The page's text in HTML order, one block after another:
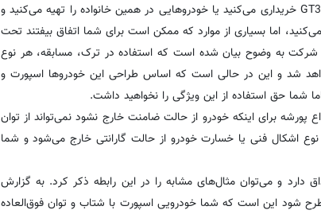
تصور کنید شما یک خودرویی مانند پورشه 911 GT3 خریداری می‌کنید یا خودروهایی در همین خانواده را تهیه می‌کنید و
اما بسیاری از موارد که ممکن است برای شما اتفاق بیفتند تحت
به وضوح بیان شده است که استفاده در ترک، مسابقه، هر نوع
شد و این در حالی است که اساس طراحی این خودروها اسپورت و
شما حق استفاده از این ویژگی را نخواهید داشت.
پورشه برای اینکه خودرو از حالت ضامنت خارج نشود نمی‌تواند از توان
اشکال فنی یا خسارت خودرو از حالت گارانتی خارج می‌شود و شما
دارد و می‌توان مثال‌های مشابه را در این رابطه ذکر کرد. به گزارش
شود این است که شما خودرویی اسپورت با شتاب و توان فوق‌العاده